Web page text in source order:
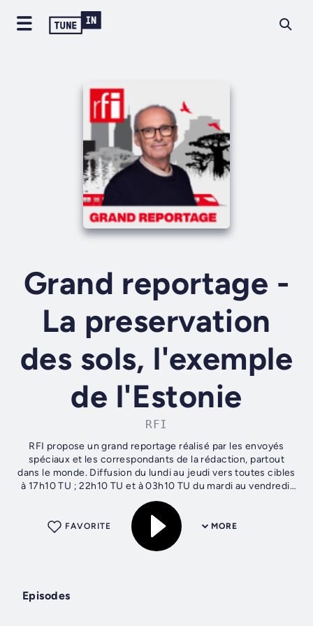
Grand reportage -
La preservation
des sols, l'exemple
de l'Estonie
RFI
RFI propose un grand reportage réalisé par les envoyés
spéciaux et les correspondants de la rédaction, partout
dans le monde. Diffusion du lundi au jeudi vers toutes cibles
à 17h10 TU ; 22h10 TU et à 03h10 TU du mardi au vendredi.
Le samedi et le...
MORE
FAVORITE
Episodes